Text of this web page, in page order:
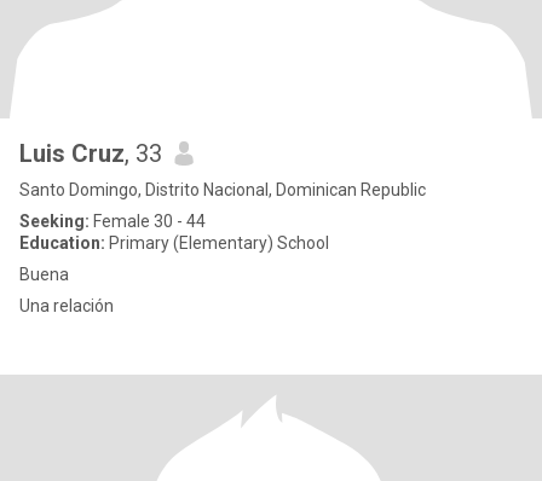
Luis Cruz, 33
Santo Domingo, Distrito Nacional, Dominican Republic
Seeking: Female 30 - 44
Education: Primary (Elementary) School
Buena
Una relación